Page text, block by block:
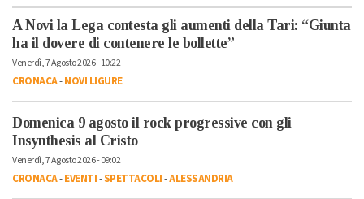
A Novi la Lega contesta gli aumenti della Tari: “Giunta
ha il dovere di contenere le bollette”
Venerdì, 7 Agosto 2026 - 10:22
CRONACA-NOVI LIGURE
Domenica 9 agosto il rock progressive con gli
Insynthesis al Cristo
Venerdì, 7 Agosto 2026 - 09:02
CRONACA-EVENTI-SPETTACOLI-ALESSANDRIA